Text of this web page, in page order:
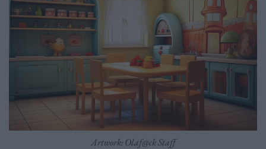
Artwork: Olaf@ck Staff